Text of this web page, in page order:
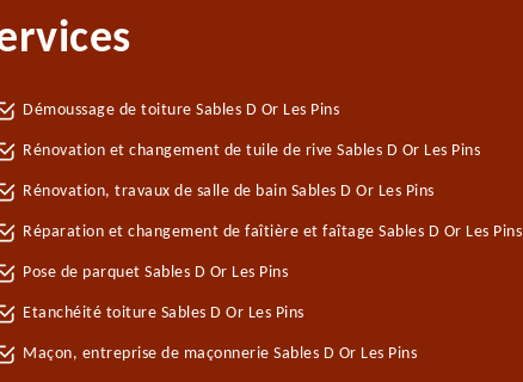
Démoussage de toiture Sables D Or Les Pins
Rénovation et changement de tuile de rive Sables D Or Les Pins
Rénovation, travaux de salle de bain Sables D Or Les Pins
Réparation et changement de faîtière et faîtage Sables D Or Les Pins
Pose de parquet Sables D Or Les Pins
Etanchéité toiture Sables D Or Les Pins
Maçon, entreprise de maçonnerie Sables D Or Les Pins